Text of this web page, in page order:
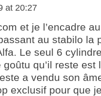
at 20:27
et je l’encadre
au stabilo la
Le seul 6
qu’il reste est
a vendu son
exclusif pour que